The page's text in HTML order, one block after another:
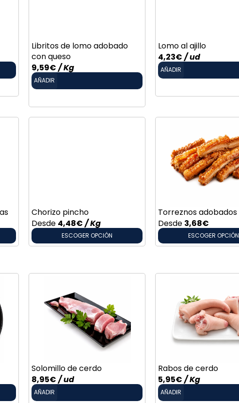
Libritos de lomo adobado
con queso
9,59€/ Kg
AÑADIR
Lomo al ajillo
4,23€/ ud
AÑADIR
Chorizo pincho
Desde 4,48€/ Kg
ESCOGER OPCIÓN
Torreznos adobados
Desde 3,68€
ESCOGER OPCIÓN
Solomillo de cerdo
8,95€/ ud
AÑADIR
Rabos de cerdo
5,95€/ Kg
AÑADIR